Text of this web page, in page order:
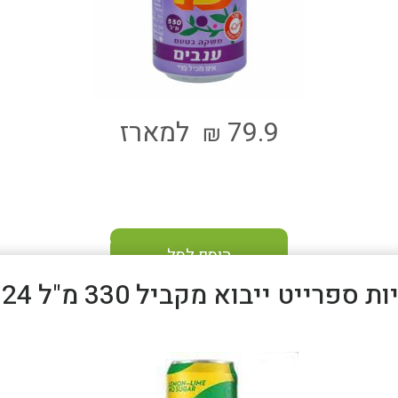
79.9
₪ למארז
הוסף לסל
ספרייט ייבוא מקביל 330 מ"ל 24 יח'